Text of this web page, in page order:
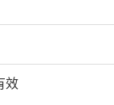
效